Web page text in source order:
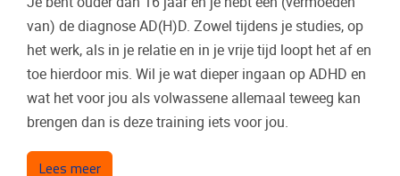
van) de diagnose AD(H)D. Zowel tijdens je studies, op
het werk, als in je relatie en in je vrije tijd loopt het af en
toe hierdoor mis. Wil je wat dieper ingaan op ADHD en
wat het voor jou als volwassene allemaal teweeg kan
brengen dan is deze training iets voor jou.
Lees meerover Hoe omgaan met ADHD